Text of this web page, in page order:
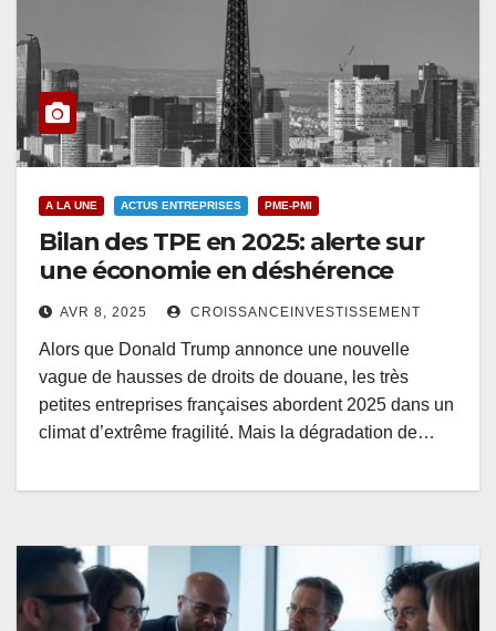
A LA UNE ACTUS ENTREPRISES PME-PMI
Bilan des TPE en 2025: alerte sur
une économie en déshérence
AVR 8, 2025 CROISSANCEINVESTISSEMENT
Alors que Donald Trump annonce une nouvelle
vague de hausses de droits de douane, les très
petites entreprises françaises abordent 2025 dans un
climat d’extrême fragilité. Mais la dégradation de…